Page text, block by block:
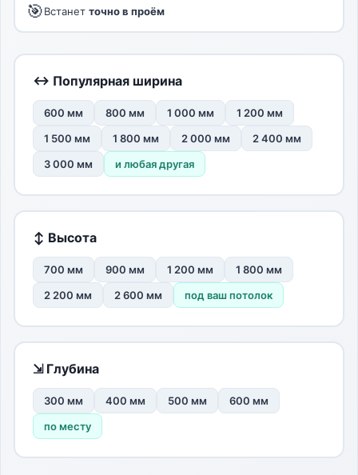
🎯Встанет точно в проём
↔ Популярная ширина
600 мм 800 мм 1 000 мм
1 200 мм
1 500 мм
1 800 мм 2 000 мм
2 400 мм
3 000 мм
и любая другая
↕ Высота
700 мм 900 мм 1 200 мм
1 800 мм
2 200 мм
2 600 мм под ваш потолок
⇲ Глубина
300 мм 400 мм 500 мм
600 мм
по месту